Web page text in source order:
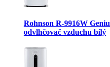
Rohnson R-9916W
odvlhčovač vzduchu bílý